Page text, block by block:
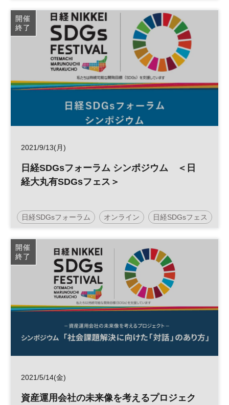
開催
終了
2021/9/13(月)
日経SDGsフォーラム シンポジウム ＜日
経大丸有SDGsフェス＞
日経SDGsフォーラム オンライン 日経SDGsフェス
SDGs
開催
終了
2021/5/14(金)
資産運用会社の未来像を考えるプロジェク